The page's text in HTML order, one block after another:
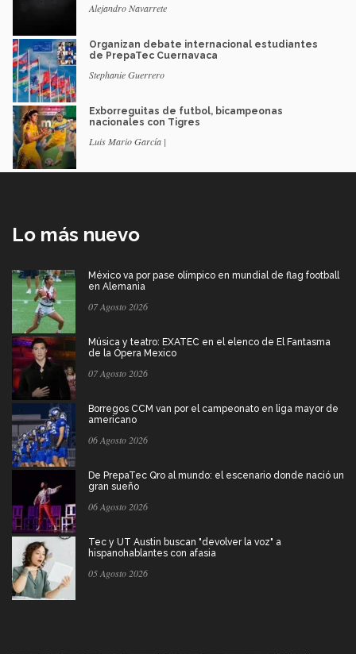
Alejandro Navarrete
Organizan debate internacional estudiantes
de PrepaTec Cuernavaca
Stephanie Guerrero
Exborreguitas de futbol, bicampeonas
nacionales con Tigres
Luis Mario García |
Lo más nuevo
México va por pase olímpico en mundial de flag football
en Alemania
07 Agosto 2026
Música y teatro: EXATEC en el elenco de El Fantasma
de la Ópera Mexico
07 Agosto 2026
Borregos CCM van por el campeonato en liga mayor de
americano
06 Agosto 2026
De PrepaTec Qro al mundo: el escenario donde nació un
gran sueño
06 Agosto 2026
Tec y UT Austin buscan "devolver la voz" a
hispanohablantes con afasia
05 Agosto 2026